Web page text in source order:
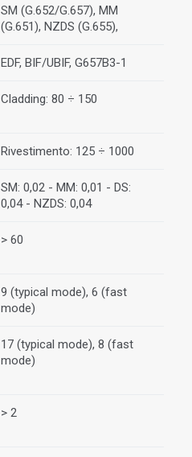
SM (G.652/G.657), MM
(G.651), NZDS (G.655),
EDF, BIF/UBIF, G657B3-1
Cladding: 80 ÷ 150
Rivestimento: 125 ÷ 1000
SM: 0,02 - MM: 0,01 - DS:
0,04 - NZDS: 0,04
> 60
9 (typical mode), 6 (fast
mode)
17 (typical mode), 8 (fast
mode)
> 2